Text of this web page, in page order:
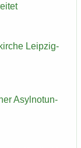
Leipzig-​
Asyl­not­un­